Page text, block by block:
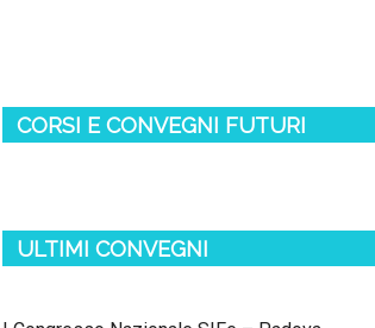
CORSI E CONVEGNI FUTURI
ULTIMI CONVEGNI